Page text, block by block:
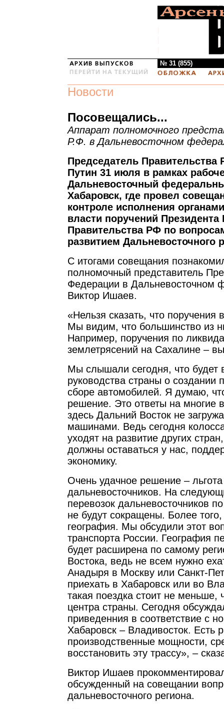
№ 31 (855)
Новости
Посовещались...
Аппарат полномочного
Р.Ф. в Дальневосточном
Председатель
Путин 31 июля в рамках
Дальневосточный
Хабаровск, где провел
контроле исполнения
власти поручений
Правительства РФ по
развитием Дальневосточного
С итогами совещания
полномочный представитель
Федерации в Дальневосточном
Виктор Ишаев.
«Нельзя сказать, что
Мы видим, что большинство из
Например, поручения по
землетрясений на Сахалине –
Мы слышали сегодня, что будет
руководства страны о создании
сборе автомобилей. Я думаю,
решение. Это ответы на многие
здесь Дальний Восток не
машинами. Ведь сегодня
уходят на развитие других
должны оставаться у нас,
экономику.
Очень удачное решение –
дальневосточников. На
перевозок дальневосточников
не будут сокращены. Более
география. Мы обсудили этот
транспорта России. География
будет расширена по самому
Востока, ведь не всем нужно
Анадыря в Москву или Санкт-
приехать в Хабаровск или во
такая поездка стоит не меньше,
центра страны. Сегодня
приведенния в соответствие с
Хабаровск – Владивосток. Есть
производственные мощности,
восстановить эту трассу», –
Виктор Ишаев
обсужденный на совещании
дальневосточного региона.